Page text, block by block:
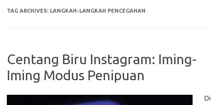
TAG ARCHIVES: LANGKAH-LANGKAH PENCEGAHAN
Centang Biru Instagram: Iming-
Iming Modus Penipuan
Di